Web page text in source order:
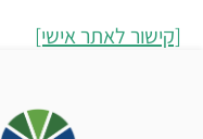
[קישור לאתר אישי]